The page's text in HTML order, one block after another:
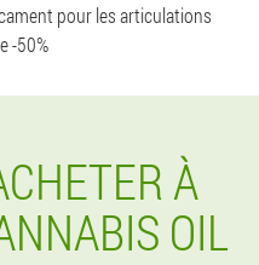
pour les articulations
-50%
À
OIL